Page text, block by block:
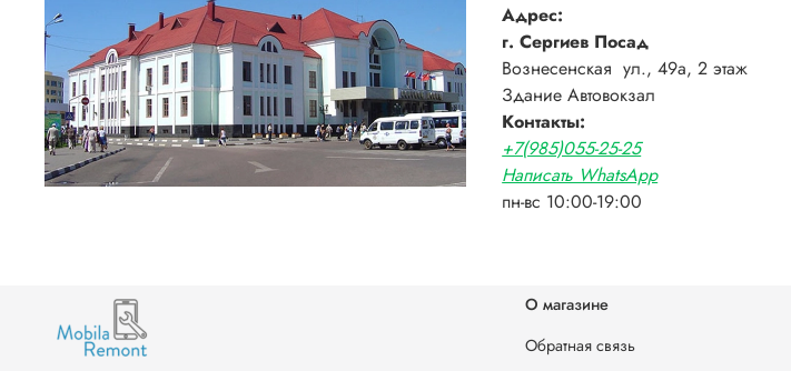
Адрес:
г. Сергиев Посад
Вознесенская ул., 49а, 2 этаж
Здание Автовокзал
Контакты:
+7(985)055-25-25
Написать WhatsApp
пн-вс 10:00-19:00
О магазине
Обратная связь